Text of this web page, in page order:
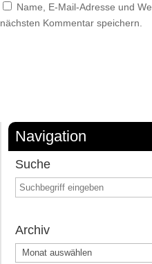
Name, E-Mail-Adresse und
nächsten Kommentar speichern.
Navigation
Suche
Archiv
Archiv